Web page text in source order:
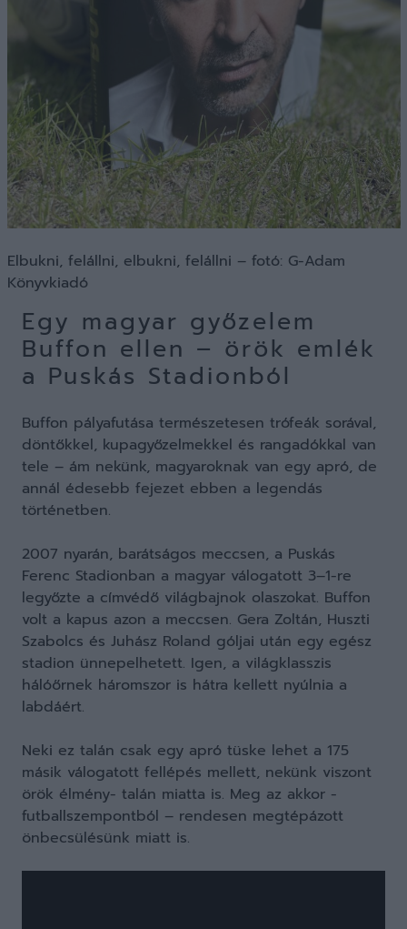
Elbukni, felállni, elbukni, felállni – fotó: G-Adam
Könyvkiadó
Egy magyar győzelem
Buffon ellen – örök emlék
a Puskás Stadionból
Buffon pályafutása természetesen trófeák sorával,
döntőkkel, kupagyőzelmekkel és rangadókkal van
tele – ám nekünk, magyaroknak van egy apró, de
annál édesebb fejezet ebben a legendás
történetben.
2007 nyarán, barátságos meccsen, a Puskás
Ferenc Stadionban a magyar válogatott 3–1-re
legyőzte a címvédő világbajnok olaszokat. Buffon
volt a kapus azon a meccsen. Gera Zoltán, Huszti
Szabolcs és Juhász Roland góljai után egy egész
stadion ünnepelhetett. Igen, a világklasszis
hálóőrnek háromszor is hátra kellett nyúlnia a
labdáért.
Neki ez talán csak egy apró tüske lehet a 175
másik válogatott fellépés mellett, nekünk viszont
örök élmény- talán miatta is. Meg az akkor -
futballszempontból – rendesen megtépázott
önbecsülésünk miatt is.